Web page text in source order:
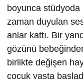
boyunca stüdyoda
zaman duyulan
anlar kattı. Bir
gözünü
birlikte değişen
çocuk yaşta